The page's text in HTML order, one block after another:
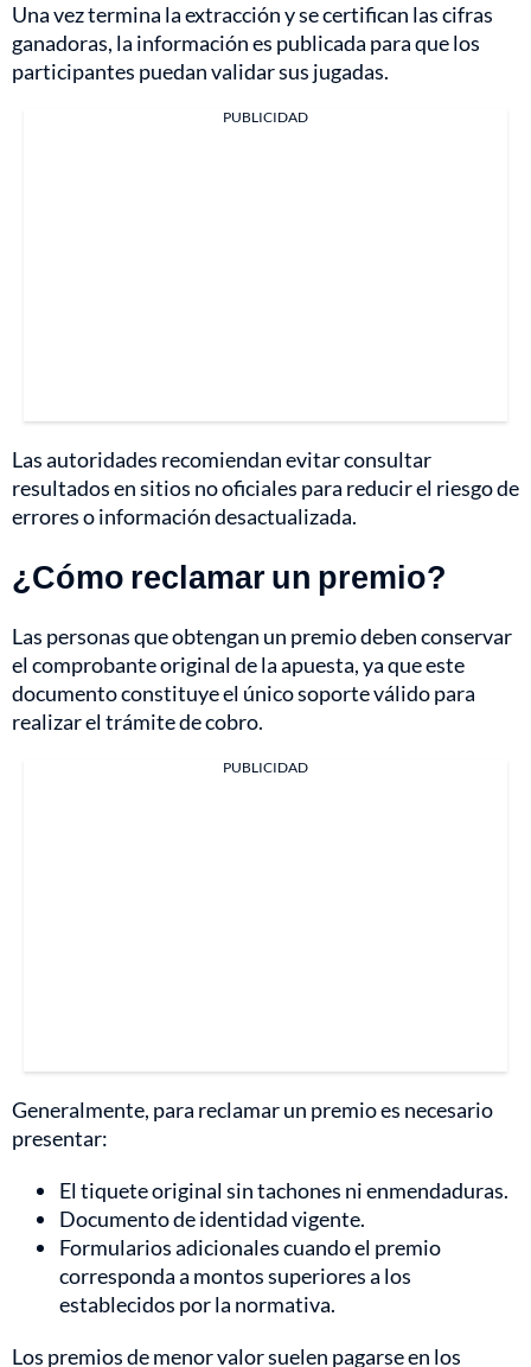
Una vez termina la extracción y se certifican las cifras
ganadoras, la información es publicada para que los
participantes puedan validar sus jugadas.
PUBLICIDAD
Las autoridades recomiendan evitar consultar
resultados en sitios no oficiales para reducir el riesgo de
errores o información desactualizada.
¿Cómo reclamar un premio?
Las personas que obtengan un premio deben conservar
el comprobante original de la apuesta, ya que este
documento constituye el único soporte válido para
realizar el trámite de cobro.
PUBLICIDAD
Generalmente, para reclamar un premio es necesario
presentar:
El tiquete original sin tachones ni enmendaduras.
Documento de identidad vigente.
Formularios adicionales cuando el premio
corresponda a montos superiores a los
establecidos por la normativa.
Los premios de menor valor suelen pagarse en los